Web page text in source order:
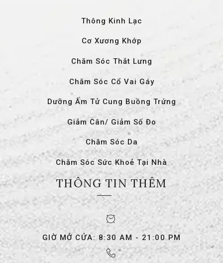
Thông Kinh Lạc
Cơ Xương Khớp
Chăm Sóc Thắt Lưng
Chăm Sóc Cổ Vai Gáy
Dưỡng Ấm Tử Cung Buồng Trứng
Giảm Cân/ Giảm Số Đo
Chăm Sóc Da
Chăm Sóc Sức Khoẻ Tại Nhà
THÔNG TIN THÊM
GIỜ MỞ CỬA: 8:30 AM - 21:00 PM